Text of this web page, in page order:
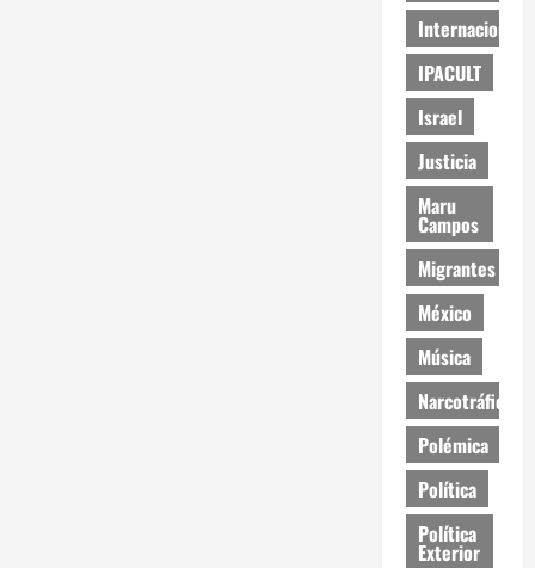
Internacional
IPACULT
Israel
Justicia
Maru
Campos
Migrantes
México
Música
Narcotráfico
Polémica
Política
Política
Exterior